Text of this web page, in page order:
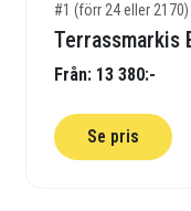
#1 (förr 24 eller
Terrassmarkis
Från: 13 380:-
Se pris